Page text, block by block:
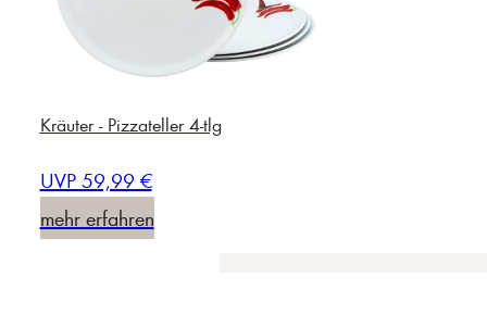
Kräuter - Pizzateller 4-tlg
UVP 59,99 €
mehr erfahren